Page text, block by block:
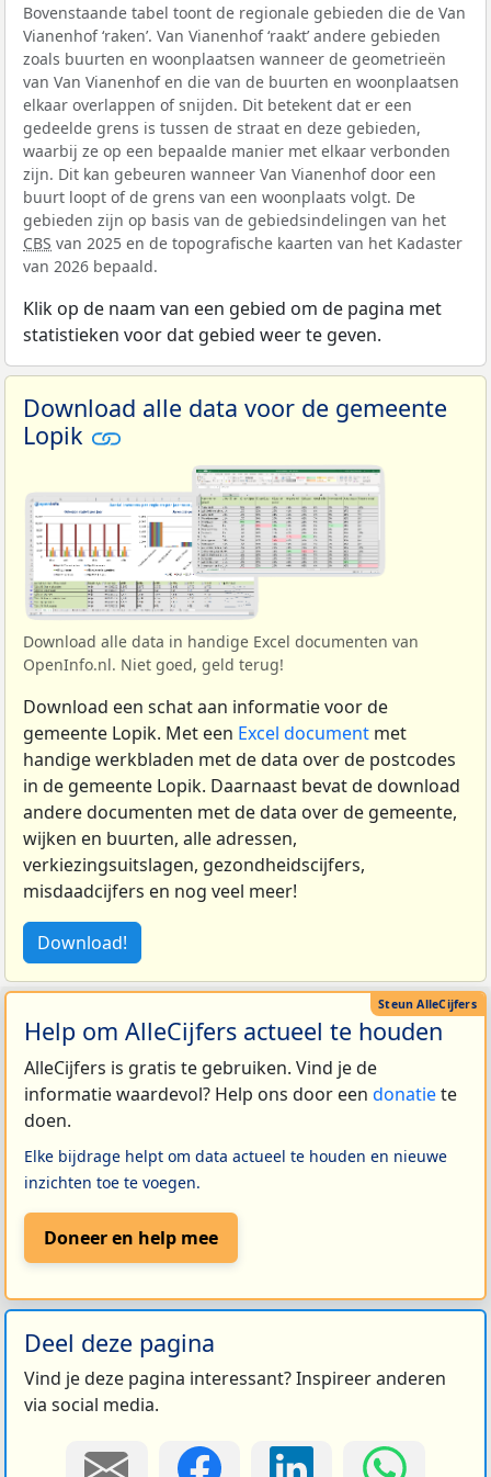
Bovenstaande tabel toont de regionale gebieden die de Van
Vianenhof ‘raken’. Van Vianenhof ‘raakt’ andere gebieden
zoals buurten en woonplaatsen wanneer de geometrieën
van Van Vianenhof en die van de buurten en woonplaatsen
elkaar overlappen of snijden. Dit betekent dat er een
gedeelde grens is tussen de straat en deze gebieden,
waarbij ze op een bepaalde manier met elkaar verbonden
zijn. Dit kan gebeuren wanneer Van Vianenhof door een
buurt loopt of de grens van een woonplaats volgt. De
gebieden zijn op basis van de gebiedsindelingen van het
CBS van 2025 en de topografische kaarten van het Kadaster
van 2026 bepaald.
Klik op de naam van een gebied om de pagina met
statistieken voor dat gebied weer te geven.
Download alle data voor de gemeente
Lopik
Download alle data in handige Excel documenten van
OpenInfo.nl. Niet goed, geld terug!
Download een schat aan informatie voor de
gemeente Lopik. Met een Excel document met
handige werkbladen met de data over de postcodes
in de gemeente Lopik. Daarnaast bevat de download
andere documenten met de data over de gemeente,
wijken en buurten, alle adressen,
verkiezingsuitslagen, gezondheidscijfers,
misdaadcijfers en nog veel meer!
Download!
Help om AlleCijfers actueel te houden
AlleCijfers is gratis te gebruiken. Vind je de
informatie waardevol? Help ons door een donatiete
doen.
Elke bijdrage helpt om data actueel te houden en nieuwe
inzichten toe te voegen.
Doneer en help mee
Deel deze pagina
Vind je deze pagina interessant? Inspireer anderen
via social media.